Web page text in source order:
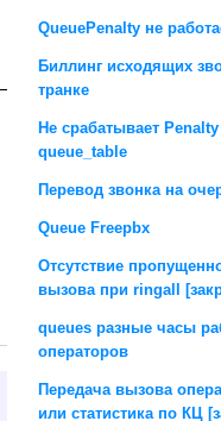
QueuePenalty не
Биллинг исходящих
транке
Не срабатывает
queue_table
Перевод звонка на
Queue Freepbx
Отсутствие
вызова при ringall
queues разные часы
операторов
Передача вызова
или статистика по КЦ